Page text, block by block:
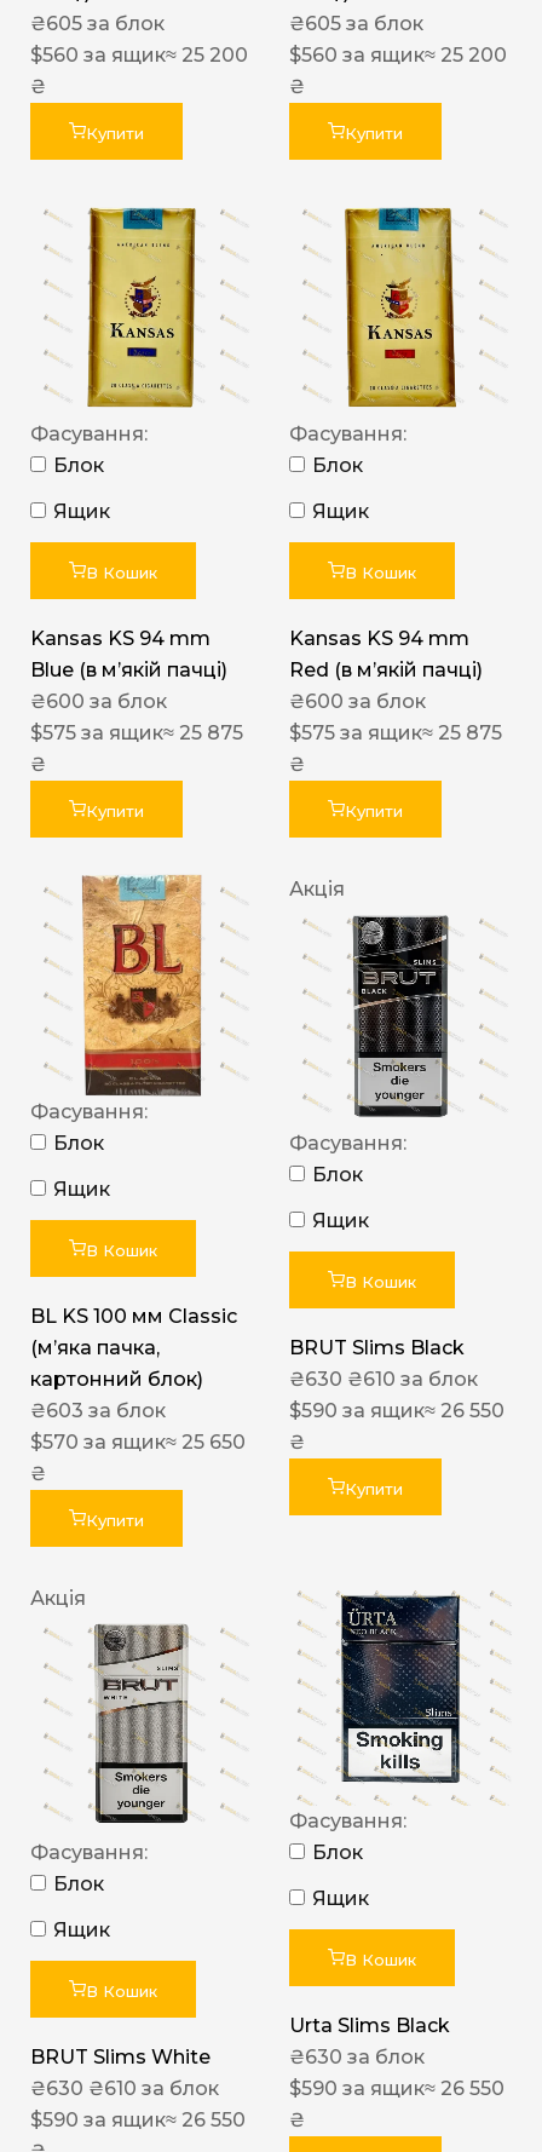
₴605 за блок
$560 за ящик≈ 25 200
₴
Купити
₴605 за блок
$560 за ящик≈ 25 200
₴
Купити
Фасування:
Блок
Ящик
В Кошик
Kansas KS 94 mm
Blue (в мʼякій пачці)
₴600 за блок
$575 за ящик≈ 25 875
₴
Купити
Фасування:
Блок
Ящик
В Кошик
Kansas KS 94 mm
Red (в мʼякій пачці)
₴600 за блок
$575 за ящик≈ 25 875
₴
Купити
Фасування:
Блок
Ящик
В Кошик
BL KS 100 мм Classic
(м’яка пачка,
картонний блок)
₴603 за блок
$570 за ящик≈ 25 650
₴
Купити
Акція
Фасування:
Блок
Ящик
В Кошик
BRUT Slims Black
₴630 ₴610 за блок
$590 за ящик≈ 26 550
₴
Купити
Акція
Фасування:
Блок
Ящик
В Кошик
BRUT Slims White
₴630 ₴610 за блок
$590 за ящик≈ 26 550
Фасування:
Блок
Ящик
В Кошик
Urta Slims Black
₴630 за блок
$590 за ящик≈ 26 550
₴